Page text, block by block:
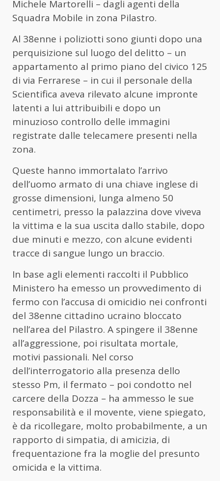
Michele Martorelli – dagli agenti della
Squadra Mobile in zona Pilastro.
Al 38enne i poliziotti sono giunti dopo una
perquisizione sul luogo del delitto – un
appartamento al primo piano del civico 125
di via Ferrarese – in cui il personale della
Scientifica aveva rilevato alcune impronte
latenti a lui attribuibili e dopo un
minuzioso controllo delle immagini
registrate dalle telecamere presenti nella
zona.
Queste hanno immortalato l’arrivo
dell’uomo armato di una chiave inglese di
grosse dimensioni, lunga almeno 50
centimetri, presso la palazzina dove viveva
la vittima e la sua uscita dallo stabile, dopo
due minuti e mezzo, con alcune evidenti
tracce di sangue lungo un braccio.
In base agli elementi raccolti il Pubblico
Ministero ha emesso un provvedimento di
fermo con l’accusa di omicidio nei confronti
del 38enne cittadino ucraino bloccato
nell’area del Pilastro. A spingere il 38enne
all’aggressione, poi risultata mortale,
motivi passionali. Nel corso
dell’interrogatorio alla presenza dello
stesso Pm, il fermato – poi condotto nel
carcere della Dozza – ha ammesso le sue
responsabilità e il movente, viene spiegato,
è da ricollegare, molto probabilmente, a un
rapporto di simpatia, di amicizia, di
frequentazione fra la moglie del presunto
omicida e la vittima.